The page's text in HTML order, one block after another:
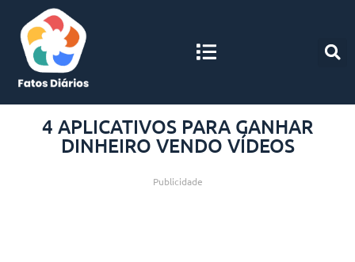
4 APLICATIVOS PARA GANHAR
DINHEIRO VENDO VÍDEOS
Publicidade